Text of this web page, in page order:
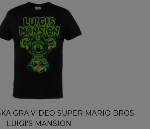
GRA VIDEO SUPER MARIO BROS
LUIGI'S MANSION